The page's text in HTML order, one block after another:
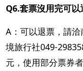
Q6.套票沒用完可以
A：可以退票，請
境旅行社049-
元，使用部分票券